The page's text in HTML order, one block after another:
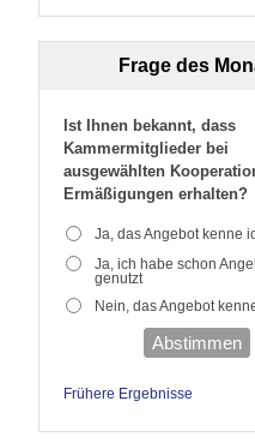
Frage des
Ist Ihnen bekannt, dass
Kammermitglieder bei
ausgewählten
Ermäßigungen erhalten?
Ja, das Angebot kenne
Ja, ich habe schon
genutzt
Nein, das Angebot
Abstimmen
Frühere Ergebnisse